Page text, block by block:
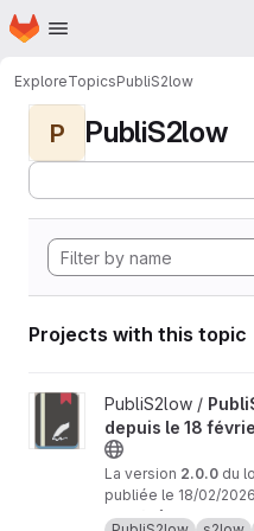
Skip to main content
Homepage
ExploreTopicsPubliS2low
P PubliS2low
Projects with this topic
View PubliS2low v1 -
PubliS2low /
depuis le 18
La version 2.0.0 du
publiée le 18/02/
dédié :https://
CedépôtGitLab de